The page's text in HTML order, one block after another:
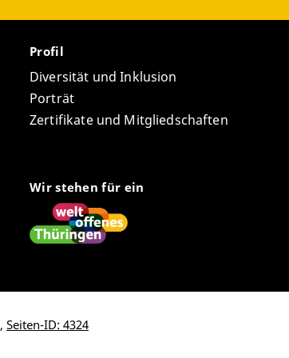
Profil
Diversität und Inklusion
Porträt
Zertifikate und Mitgliedschaften
Wir stehen für ein
, Seiten-ID: 4324